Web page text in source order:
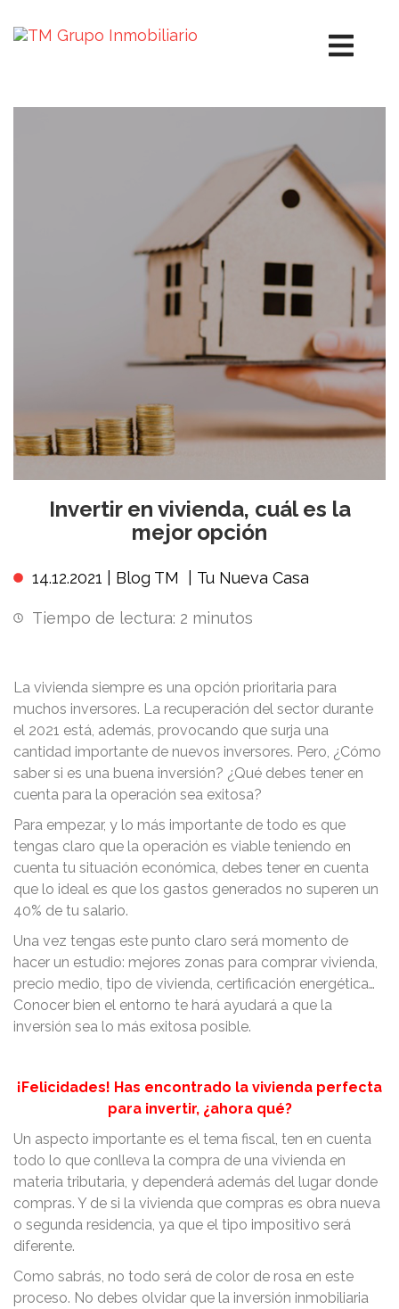
Invertir en vivienda, cuál es la
mejor opción
14.12.2021 | Blog TM Tu Nueva Casa
Tiempo de lectura: 2 minutos
La vivienda siempre es una opción prioritaria para
muchos inversores. La recuperación del sector durante
el 2021 está, además, provocando que surja una
cantidad importante de nuevos inversores. Pero, ¿Cómo
saber si es una buena inversión? ¿Qué debes tener en
cuenta para la operación sea exitosa?
Para empezar, y lo más importante de todo es que
tengas claro que la operación es viable teniendo en
cuenta tu situación económica, debes tener en cuenta
que lo ideal es que los gastos generados no superen un
40% de tu salario.
Una vez tengas este punto claro será momento de
hacer un estudio: mejores zonas para comprar vivienda,
precio medio, tipo de vivienda, certificación energética…
Conocer bien el entorno te hará ayudará a que la
inversión sea lo más exitosa posible.
¡Felicidades! Has encontrado la vivienda perfecta
para invertir, ¿ahora qué?
Un aspecto importante es el tema fiscal, ten en cuenta
todo lo que conlleva la compra de una vivienda en
materia tributaria, y dependerá además del lugar donde
compras. Y de si la vivienda que compras es obra nueva
o segunda residencia, ya que el tipo impositivo será
diferente.
Como sabrás, no todo será de color de rosa en este
proceso. No debes olvidar que la inversión inmobiliaria